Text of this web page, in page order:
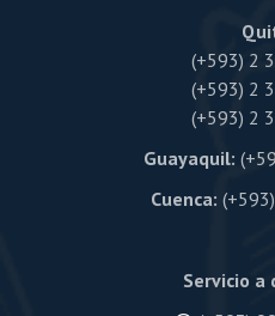
(+593) 2
(+593) 2
(+593) 2
Guayaquil:
Cuenca:
Servicio a